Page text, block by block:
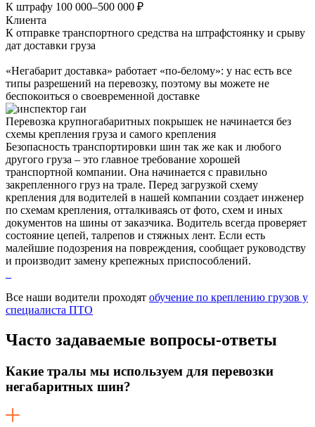
К штрафу 100 000–500 000 ₽
Клиента
К отправке транспортного средства на штрафстоянку и срыву
дат доставки груза
«Негабарит доставка» работает «по-белому»: у нас есть все
типы разрешений на перевозку, поэтому вы можете не
беспокоиться о своевременной доставке
Перевозка крупногабаритных покрышек не начинается без
схемы крепления груза и самого крепления
Безопасность транспортировки шин так же как и любого
другого груза – это главное требование хорошей
транспортной компании. Она начинается с правильно
закрепленного груз на трале. Перед загрузкой схему
крепления для водителей в нашей компании создает инженер
по схемам крепления, отталкиваясь от фото, схем и иных
документов на шины от заказчика. Водитель всегда проверяет
состояние цепей, талрепов и стяжных лент. Если есть
малейшие подозрения на повреждения, сообщает руководству
и производит замену крепежных приспособлений.
Все наши водители проходят обучение по креплению грузов у
специалиста ПТО
Часто задаваемые вопросы-ответы
Какие тралы мы используем для перевозки
негабаритных шин?